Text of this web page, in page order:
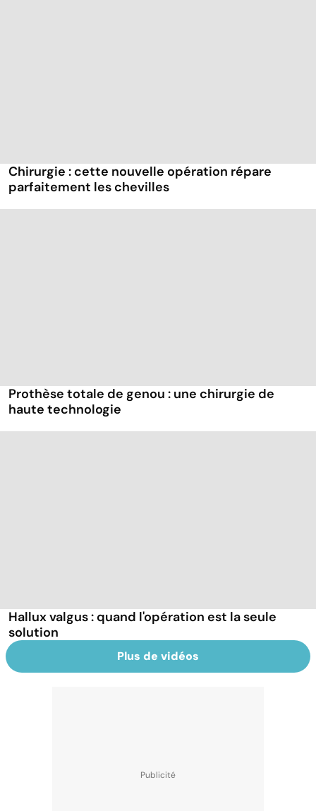
Chirurgie : cette nouvelle opération répare
parfaitement les chevilles
Prothèse totale de genou : une chirurgie de
haute technologie
Hallux valgus : quand l'opération est la seule
solution
Plus de vidéos